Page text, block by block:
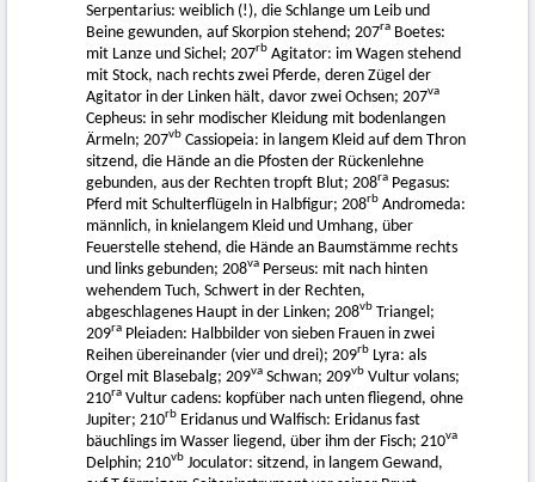
Serpentarius: weiblich (!), die Schlange um Leib und
Beine gewunden, auf Skorpion stehend; 207ra Boetes:
mit Lanze und Sichel; 207rb Agitator: im Wagen stehend
mit Stock, nach rechts zwei Pferde, deren Zügel der
Agitator in der Linken hält, davor zwei Ochsen; 207va
Cepheus: in sehr modischer Kleidung mit bodenlangen
Ärmeln; 207vb Cassiopeia: in langem Kleid auf dem Thron
sitzend, die Hände an die Pfosten der Rückenlehne
gebunden, aus der Rechten tropft Blut; 208ra Pegasus:
Pferd mit Schulterflügeln in Halbfigur; 208rb Andromeda:
männlich, in knielangem Kleid und Umhang, über
Feuerstelle stehend, die Hände an Baumstämme rechts
und links gebunden; 208va Perseus: mit nach hinten
wehendem Tuch, Schwert in der Rechten,
abgeschlagenes Haupt in der Linken; 208vb Triangel;
209ra Pleiaden: Halbbilder von sieben Frauen in zwei
Reihen übereinander (vier und drei); 209rb Lyra: als
Orgel mit Blasebalg; 209va Schwan; 209vb Vultur volans;
210ra Vultur cadens: kopfüber nach unten fliegend, ohne
Jupiter; 210rb Eridanus und Walfisch: Eridanus fast
bäuchlings im Wasser liegend, über ihm der Fisch; 210va
Delphin; 210vb Joculator: sitzend, in langem Gewand,